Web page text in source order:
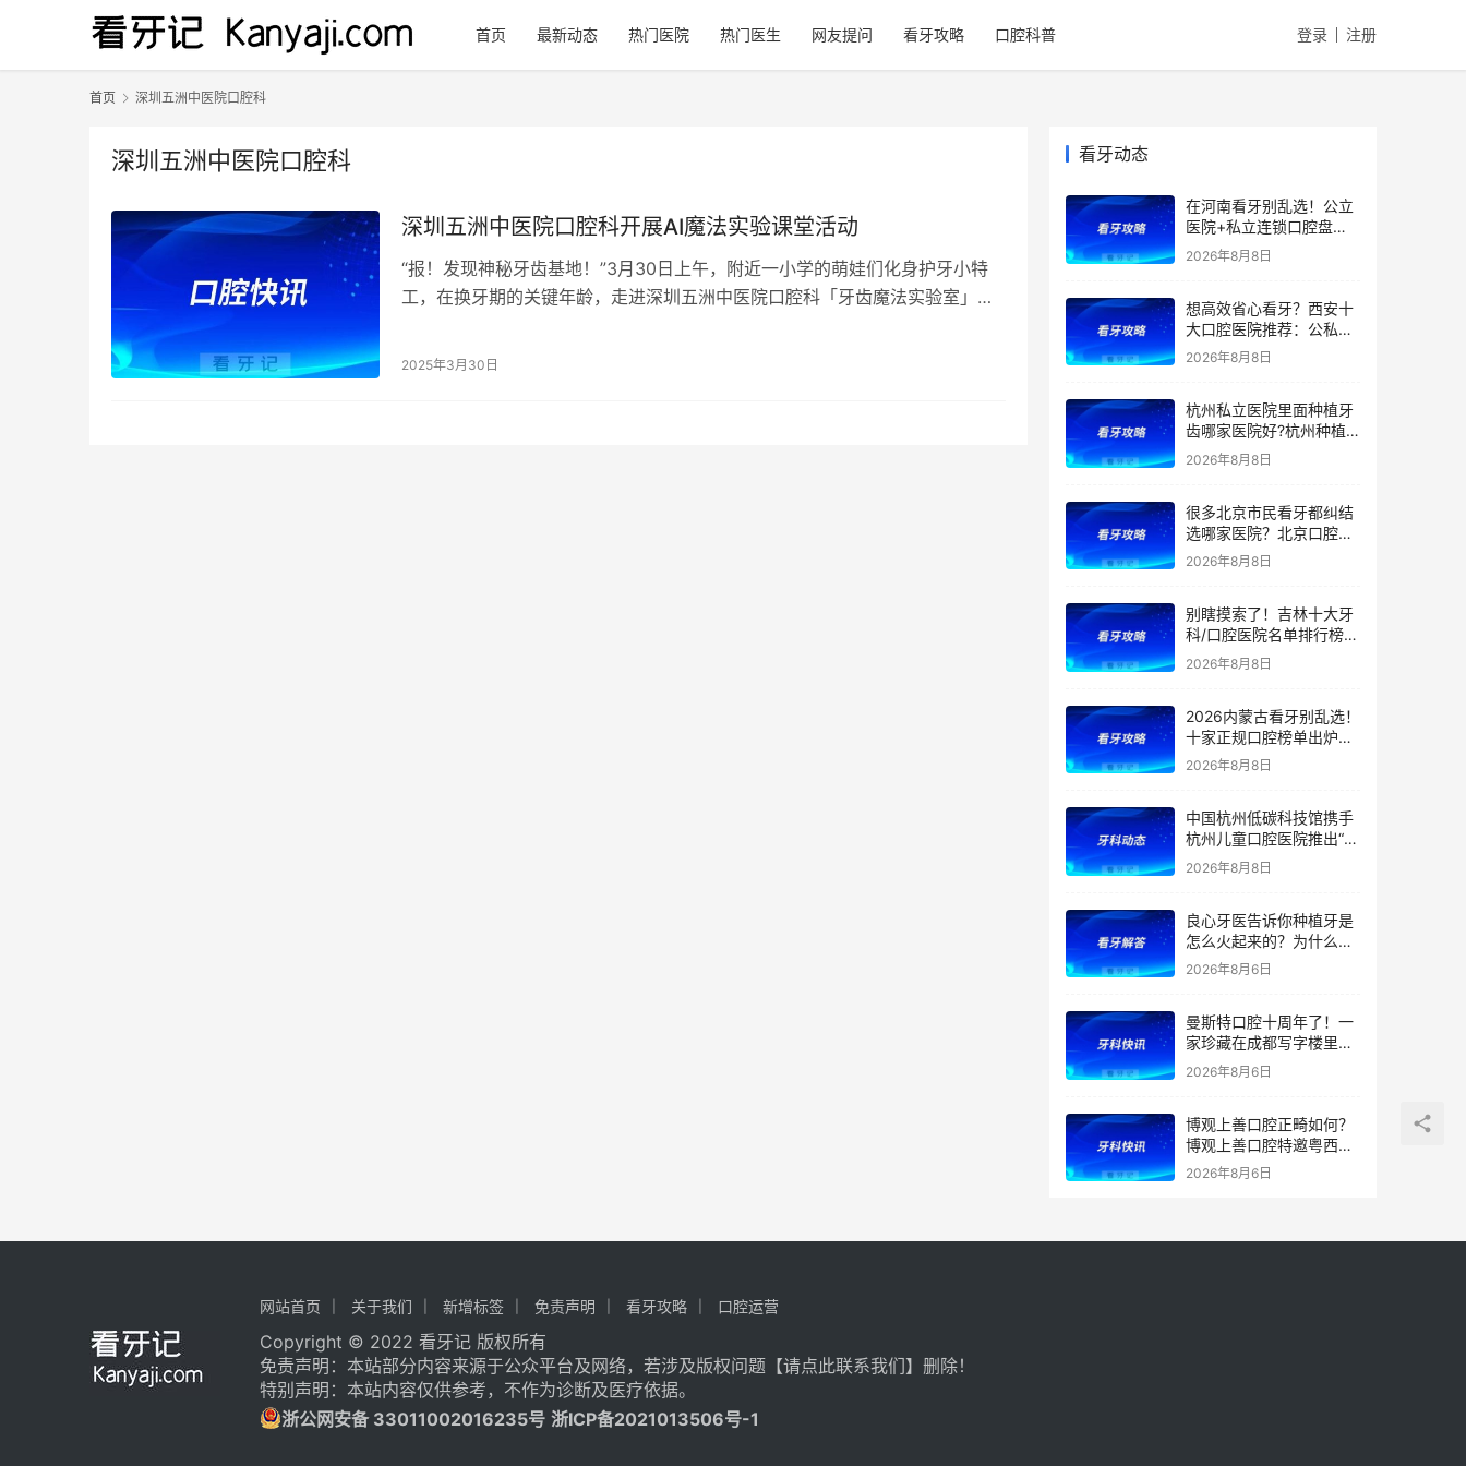
首页 最新动态 热门医院 热门医生 网友提问 看牙攻略 口腔科普 登录 注册
首页 深圳五洲中医院口腔科
深圳五洲中医院口腔科
深圳五洲中医院口腔科开展AI魔法实验课堂活动
“报！发现神秘牙齿基地！”3月30日上午，附近一小学的萌娃们化身护牙小特
工，在换牙期的关键年龄，走进深圳五洲中医院口腔科「牙齿魔法实验室」，
2025年3月30日
看牙动态
在河南看牙别乱选！公立
医院+私立连锁口腔盘
点，医院优势、擅长项目
一文全讲清！种植牙、矫
避坑收好！附价格表
2026年8月8日
想高效省心看牙？西安十
大口腔医院推荐：公私立
综合实力测评，精准匹配
齿项目价格参考
2026年8月8日
杭州私立医院里面种植牙
齿哪家医院好?杭州种植
牙齿多少钱一颗?杭州种
植牙哪个医生好?
2026年8月8日
很多北京市民看牙都纠结
选哪家医院？北京口腔医
院前五排名出炉！看牙首
2026年8月8日
别瞎摸索了！吉林十大牙
科/口腔医院名单排行榜！
（多家公立私立医院上
榜）！含2026年【最新
面/种植牙价格表！
2026年8月8日
2026内蒙古看牙别乱选！
十家正规口腔榜单出炉：
公立/私立全覆盖，官方支
矫正、种植牙价格
2026年8月8日
中国杭州低碳科技馆携手
杭州儿童口腔医院推出“我
是小小牙医”职业体验课
2026年8月8日
良心牙医告诉你种植牙是
怎么火起来的？为什么替
代了假牙？
2026年8月6日
曼斯特口腔十周年了！一
家珍藏在成都写字楼里的
技术店
2026年8月6日
博观上善口腔正畸如何？
博观上善口腔特邀粤西正
畸学科带头人兰青教授亲
2026年8月6日
网站首页 关于我们 新增标签 免责声明 看牙攻略 口腔运营
Copyright © 2022 看牙记 版权所有
免责声明：本站部分内容来源于公众平台及网络，若涉及版权问题【请点此联系我们】 删除！
特别声明：本站内容仅供参考，不作为诊断及医疗依据。
浙公网安备 33011002016235号 浙ICP备2021013506号-1